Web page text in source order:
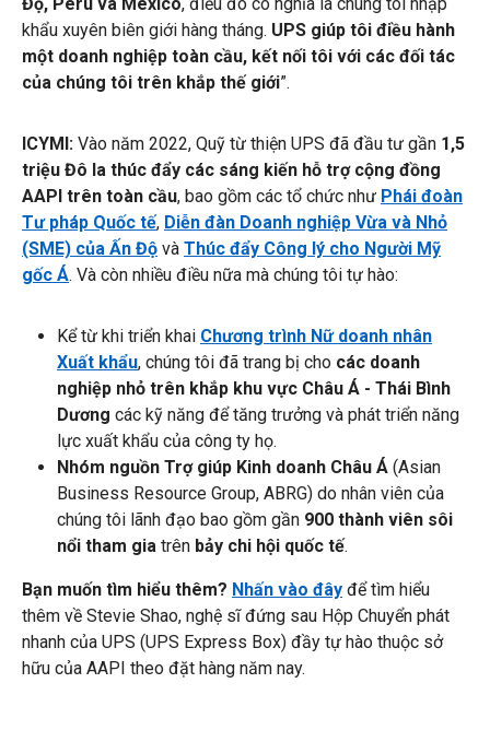
khẩu xuyên biên giới hàng tháng. UPS giúp tôi điều hành
một doanh nghiệp toàn cầu, kết nối tôi với các đối tác
của chúng tôi trên khắp thế giới”.
ICYMI: Vào năm 2022, Quỹ từ thiện UPS đã đầu tư gần 1,5
triệu Đô la thúc đẩy các sáng kiến hỗ trợ cộng đồng
AAPI trên toàn cầu, bao gồm các tổ chức như Phái đoàn
Tư pháp Quốc tế, Diễn đàn Doanh nghiệp Vừa và Nhỏ
(SME) của Ấn Độ và Thúc đẩy Công lý cho Người Mỹ
gốc Á. Và còn nhiều điều nữa mà chúng tôi tự hào:
Kể từ khi triển khai Chương trình Nữ doanh nhân
Xuất khẩu, chúng tôi đã trang bị cho các doanh
nghiệp nhỏ trên khắp khu vực Châu Á - Thái Bình
Dương các kỹ năng để tăng trưởng và phát triển năng
lực xuất khẩu của công ty họ.
Nhóm nguồn Trợ giúp Kinh doanh Châu Á (Asian
Business Resource Group, ABRG) do nhân viên của
chúng tôi lãnh đạo bao gồm gần 900 thành viên sôi
nổi tham gia trên bảy chi hội quốc tế.
Bạn muốn tìm hiểu thêm? Nhấn vào đây để tìm hiểu
thêm về Stevie Shao, nghệ sĩ đứng sau Hộp Chuyển phát
nhanh của UPS (UPS Express Box) đầy tự hào thuộc sở
hữu của AAPI theo đặt hàng năm nay.